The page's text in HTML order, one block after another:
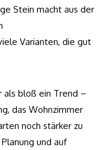
Stein macht aus der
Varianten, die gut
als bloß ein Trend –
das Wohnzimmer
noch stärker zu
und auf